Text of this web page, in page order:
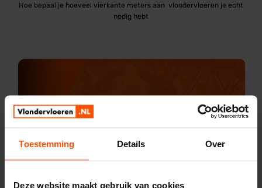
Toestemming Details Over
Deze website maakt gebruik van cookies
Hoe bepaal je hoeveel vierkante meters aan vlondervloeren je echt
nodig hebt